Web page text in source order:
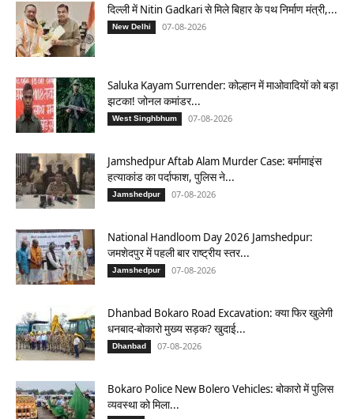
दिल्ली में Nitin Gadkari से मिले बिहार के पथ निर्माण मंत्री,...
New Delhi 07-08-2026
Saluka Kayam Surrender: कोल्हान में माओवादियों को बड़ा
झटका! जोनल कमांडर...
West Singhbhum 07-08-2026
Jamshedpur Aftab Alam Murder Case: बर्मामाइंस
हत्याकांड का पर्दाफाश, पुलिस ने...
Jamshedpur 07-08-2026
National Handloom Day 2026 Jamshedpur:
जमशेदपुर में पहली बार राष्ट्रीय स्तर...
Jamshedpur 07-08-2026
Dhanbad Bokaro Road Excavation: क्या फिर खुलेगी
धनबाद-बोकारो मुख्य सड़क? खुदाई...
Dhanbad 07-08-2026
Bokaro Police New Bolero Vehicles: बोकारो में पुलिस
व्यवस्था को मिला...